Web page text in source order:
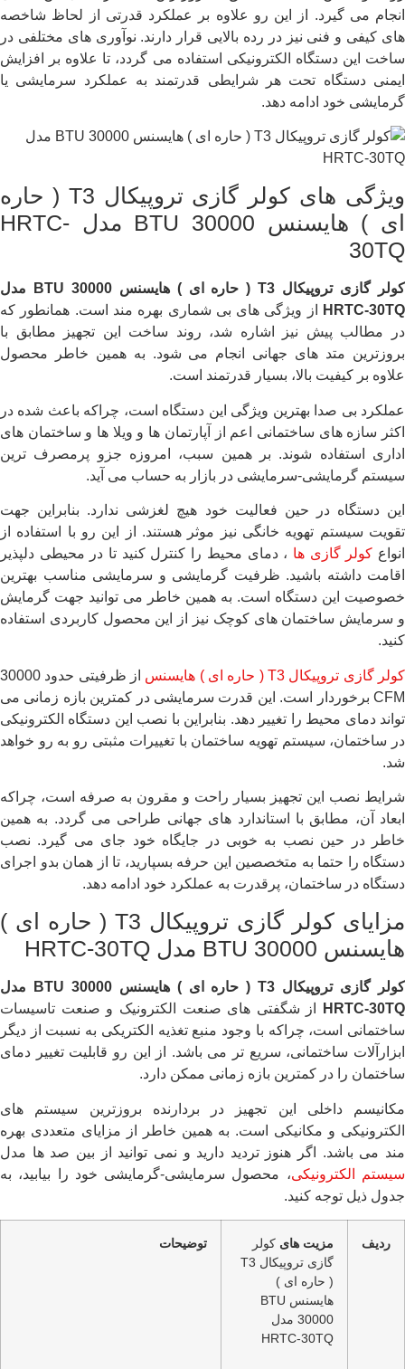
انجام می گیرد. از این رو علاوه بر عملکرد قدرتی از لحاظ شاخصه
های کیفی و فنی نیز در رده بالایی قرار دارند. نوآوری های مختلفی در
ساخت این دستگاه الکترونیکی استفاده می گردد، تا علاوه بر افزایش
ایمنی دستگاه تحت هر شرایطی قدرتمند به عملکرد سرمایشی یا
گرمایشی خود ادامه دهد.
ویژگی های کولر گازی تروپیکال T3 ( حاره
ای ) هایسنس BTU 30000 مدل HRTC-
30TQ
کولر گازی تروپیکال T3 ( حاره ای ) هایسنسBTU 30000
مدل
HRTC-30TQ
از ویژگی های بی شماری بهره مند است. همانطور که
در مطالب پیش نیز اشاره شد، روند ساخت این تجهیز مطابق با
بروزترین متد های جهانی انجام می شود. به همین خاطر محصول
علاوه‌ بر کیفیت بالا، بسیار قدرتمند است.
عملکرد بی صدا بهترین ویژگی این دستگاه است، چراکه باعث شده در
اکثر سازه های ساختمانی اعم از آپارتمان ها و ویلا ها و ساختمان های
اداری استفاده شوند. بر همین سبب، امروزه جزو پرمصرف ترین
سیستم گرمایشی-سرمایشی در بازار به حساب می آید.
این دستگاه در حین فعالیت خود هیچ لغزشی ندارد. بنابراین جهت
تقویت سیستم تهویه خانگی نیز موثر هستند. از این رو با استفاده از
انواع کولر گازی ها ، دمای محیط را کنترل کنید تا در محیطی دلپذیر
اقامت داشته باشید‌. ظرفیت گرمایشی و سرمایشی مناسب بهترین
خصوصیت این دستگاه است. به همین خاطر می توانید جهت گرمایش
و سرمایش ساختمان های کوچک نیز از این محصول کاربردی استفاده‌
کنید.
کولر گازی تروپیکال T3 ( حاره ای ) هایسنس
از ظرفیتی حدود 30000
CFM برخوردار است. این قدرت سرمایشی در کمترین بازه زمانی می
تواند دمای محیط را تغییر دهد. بنابراین با نصب این دستگاه الکترونیکی
در ساختمان، سیستم تهویه ساختمان با تغییرات مثبتی رو به رو خواهد
شد.
شرایط نصب این تجهیز بسیار راحت و مقرون به صرفه است، چراکه
ابعاد آن، مطابق با استاندارد های جهانی طراحی می گردد. به همین
خاطر در حین نصب به خوبی در جایگاه خود جای می گیرد. نصب
دستگاه را حتما به متخصصین این حرفه بسپارید، تا از همان بدو اجرای
دستگاه در ساختمان، پرقدرت به عملکرد خود ادامه دهد.
مزایای کولر گازی تروپیکال T3 ( حاره ای )
هایسنس BTU 30000 مدل HRTC-30TQ
کولر گازی تروپیکال T3 ( حاره ای ) هایسنسBTU 30000
مدل
HRTC-30TQ
از شگفتی های صنعت الکترونیک و صنعت تاسیسات
ساختمانی است، چراکه با وجود منبع تغذیه الکتریکی به نسبت از دیگر
ابزارآلات ساختمانی، سریع تر می باشد. از این رو قابلیت تغییر دمای
ساختمان را در کمترین بازه زمانی ممکن دارد.
مکانیسم داخلی این تجهیز در بردارنده بروزترین سیستم های
الکترونیکی و مکانیکی است. به همین خاطر از مزایای متعددی بهره
مند می باشد. اگر هنوز تردید دارید و نمی توانید از بین صد ها مدل
سیستم الکترونیکی، محصول سرمایشی-گرمایشی خود را بیابید، به
جدول ذیل توجه کنید.
ردیف مزیت های کولر
گازی تروپیکال T3
( حاره ای )
هایسنس BTU
30000 مدل
HRTC-30TQ
توضیحات